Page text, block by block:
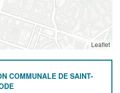
Leaflet
COMMUNALE DE SAINT-